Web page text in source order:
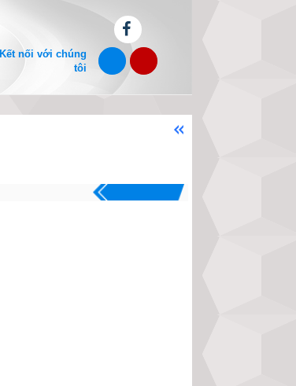
Kết nối với chúng
tôi
Chào mừng bạn đến với